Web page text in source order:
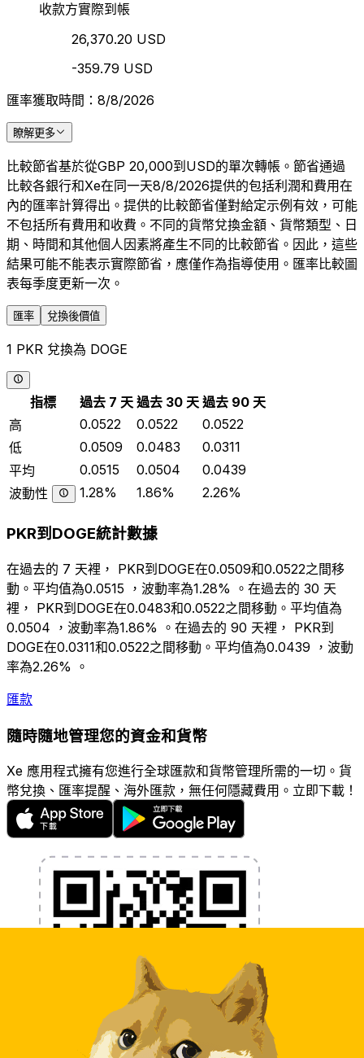
收款方實際到帳
26,370.20 USD
-359.79 USD
匯率獲取時間：8/8/2026
瞭解更多
比較節省基於從GBP 20,000到USD的單次轉帳。節省通過
比較各銀行和Xe在同一天8/8/2026提供的包括利潤和費用在
內的匯率計算得出。提供的比較節省僅對給定示例有效，可能
不包括所有費用和收費。不同的貨幣兌換金額、貨幣類型、日
期、時間和其他個人因素將產生不同的比較節省。因此，這些
結果可能不能表示實際節省，應僅作為指導使用。匯率比較圖
表每季度更新一次。
匯率 兌換後價值
1 PKR 兌換為 DOGE
指標 過去 7 天 過去 30 天 過去 90 天
高
0.0522 0.0522
0.0522
低
0.0509 0.0483
0.0311
平均
0.0515 0.0504
0.0439
波動性
1.28% 1.86% 2.26%
PKR到DOGE統計數據
在過去的 7 天裡， PKR到DOGE在0.0509和0.0522之間移
動。平均值為0.0515 ，波動率為1.28% 。在過去的 30 天
裡， PKR到DOGE在0.0483和0.0522之間移動。平均值為
0.0504 ，波動率為1.86% 。在過去的 90 天裡， PKR到
DOGE在0.0311和0.0522之間移動。平均值為0.0439 ，波動
率為2.26% 。
匯款
隨時隨地管理您的資金和貨幣
Xe 應用程式擁有您進行全球匯款和貨幣管理所需的一切。貨
幣兌換、匯率提醒、海外匯款，無任何隱藏費用。立即下載！